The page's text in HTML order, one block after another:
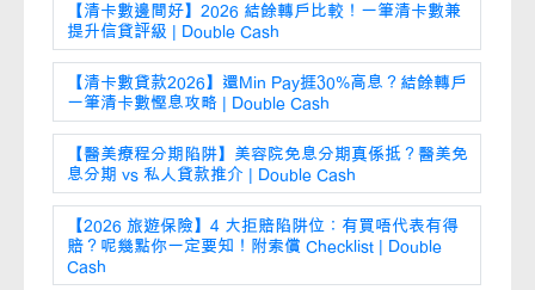
【清卡數邊間好】2026 結餘轉戶比較！一筆清卡數兼
提升信貸評級 | Double Cash
【清卡數貸款2026】還Min Pay捱30%高息？結餘轉戶
一筆清卡數慳息攻略 | Double Cash
【醫美療程分期陷阱】美容院免息分期真係抵？醫美免
息分期 vs 私人貸款推介 | Double Cash
【2026 旅遊保險】4 大拒賠陷阱位：有買唔代表有得
賠？呢幾點你一定要知！附索償 Checklist | Double
Cash